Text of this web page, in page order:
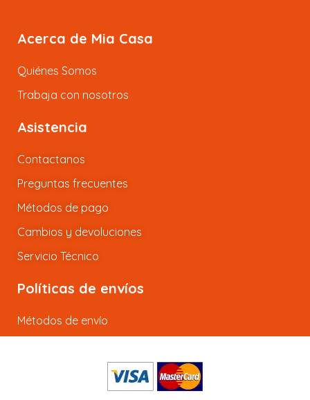
Acerca de Mia Casa
Quiénes Somos
Trabaja con nosotros
Asistencia
Contactanos
Preguntas frecuentes
Métodos de pago
Cambios y devoluciones
Servicio Técnico
Políticas de envíos
Métodos de envío